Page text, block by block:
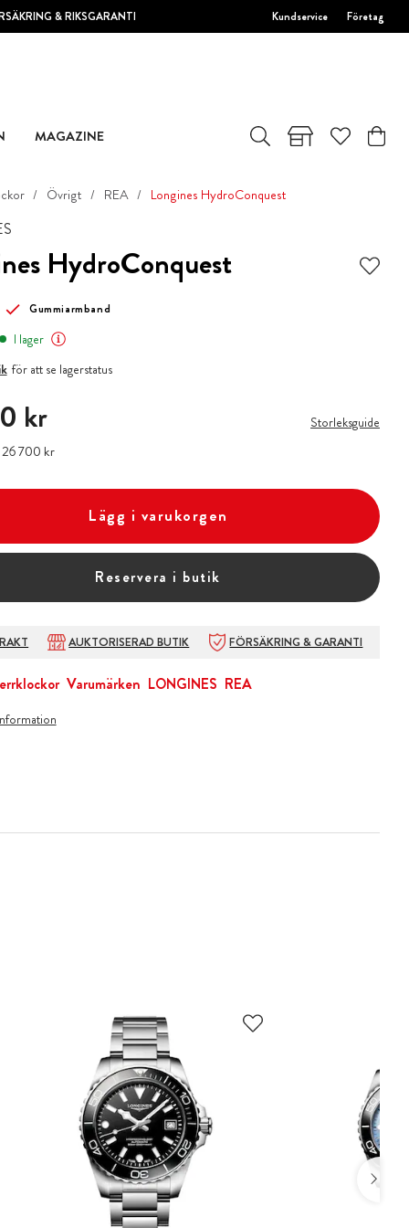
& RIKSGARANTI Kundservice Företag
MAGAZINE
Övrigt REA Longines HydroConquest
HydroConquest
Gummiarmband
I lager
för att se lagerstatus
kr kr
Pris:26 700 kr
26 700 kr
Storleksguide
Lägg i varukorgen
Reservera i butik
AUKTORISERAD BUTIK FÖRSÄKRING & GARANTI
Varumärken LONGINES REA